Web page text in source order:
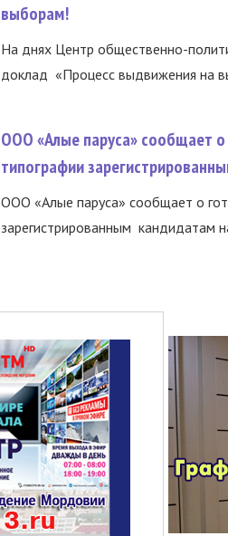
выборам!
На днях Центр общественно-
доклад «Процесс выдвижения на
ООО «Алые паруса» сообщает о
типографии
ООО «Алые паруса» сообщает о
зарегистрированным кандидатам